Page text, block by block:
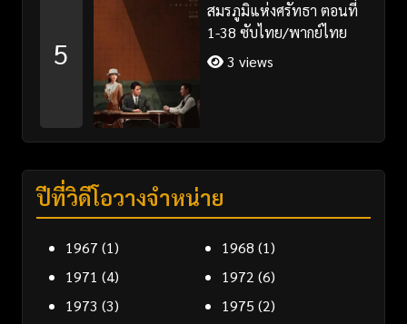
5
สมรภูมิแห่งศรัทธา ตอนที่
1-38 ซับไทย/พากย์ไทย
3 views
ปีที่วิดีโอวางจำหน่าย
1967 (1) 1968 (1)
1971 (4) 1972 (6)
1973 (3) 1975 (2)